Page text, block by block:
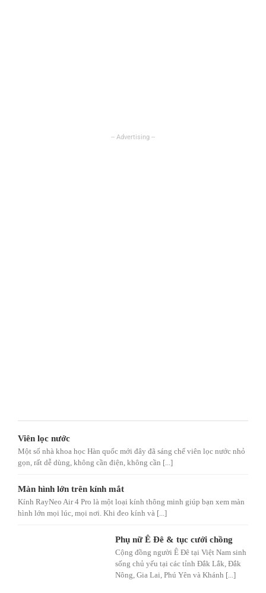
Viên lọc nước
Một số nhà khoa học Hàn quốc mới đây đã sáng chế viên lọc nước nhỏ
gọn, rất dễ dùng, không cần điện, không cần [...]
Màn hình lớn trên kính mắt
Kính RayNeo Air 4 Pro là một loại kính thông minh giúp bạn xem màn
hình lớn mọi lúc, mọi nơi. Khi đeo kính và [...]
Phụ nữ Ê Đê & tục cưới chồng
Cộng đồng người Ê Đê tại Việt Nam sinh
sống chủ yếu tại các tỉnh Đắk Lắk, Đắk
Nông, Gia Lai, Phú Yên và Khánh [...]